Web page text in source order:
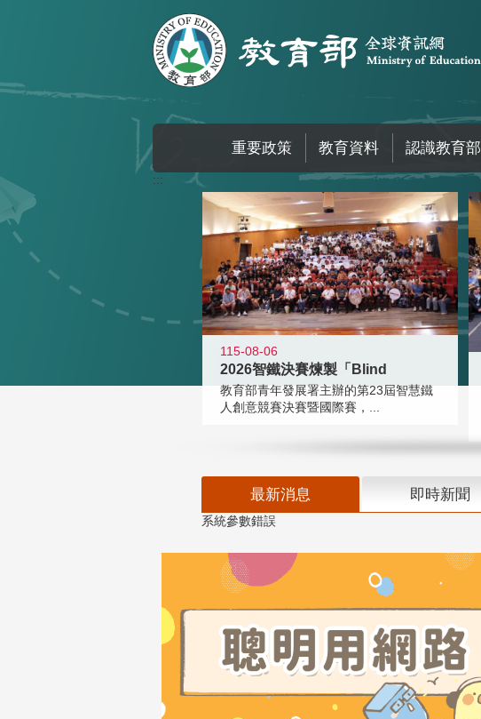
重要政策 教育資料 認識教育部
:::
115-08-06
2026智鐵決賽煉製「Blind
教育部青年發展署主辦的第23屆智慧鐵
人創意競賽決賽暨國際賽，...
最新消息 即時新聞
系統參數錯誤